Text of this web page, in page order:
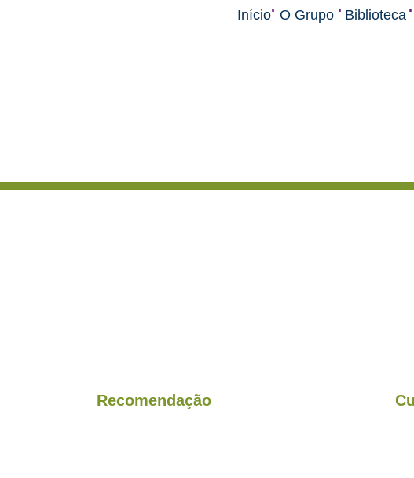
Início. O Grupo . Biblioteca .
Recomendação